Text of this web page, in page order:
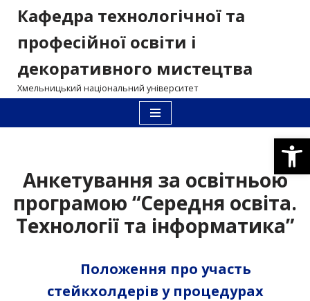
Перейти
вмісту
Кафедра технологічної та
професійної освіти і
декоративного мистецтва
Хмельницький національний університет
Анкетування за освітньою
програмою “Середня освіта.
Технології та інформатика”
Положення про участь
стейкхолдерів у процедурах